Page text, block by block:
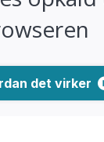
det virker